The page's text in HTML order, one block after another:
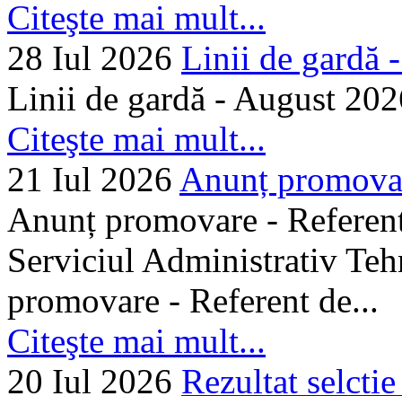
Citeşte mai mult...
28 Iul 2026 Linii de gardă
Linii de gardă - August
Citeşte mai mult...
21 Iul 2026 Anunț
Anunț promovare -
Serviciul Administrativ
promovare - Referent de...
Citeşte mai mult...
20 Iul 2026 Rezultat